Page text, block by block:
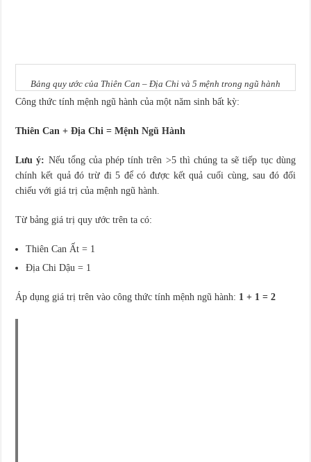
Bảng quy ước của Thiên Can – Địa Chi và 5 mệnh trong ngũ hành
Công thức tính mệnh ngũ hành của một năm sinh bất kỳ:
Thiên Can + Địa Chi = Mệnh Ngũ Hành
Lưu ý: Nếu tổng của phép tính trên >5 thì chúng ta sẽ tiếp tục dùng
chính kết quả đó trừ đi 5 để có được kết quả cuối cùng, sau đó đối
chiếu với giá trị của mệnh ngũ hành.
Từ bảng giá trị quy ước trên ta có:
Thiên Can Ất = 1
Địa Chi Dậu = 1
Áp dụng giá trị trên vào công thức tính mệnh ngũ hành: 1 + 1 = 2